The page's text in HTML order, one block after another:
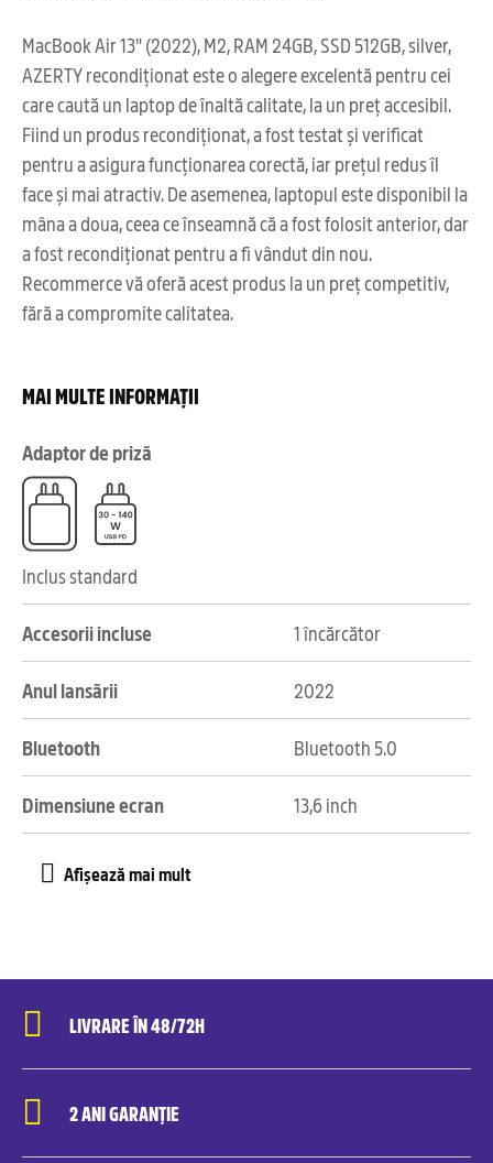
MacBook Air 13" (2022), M2, RAM 24GB, SSD 512GB, silver,
AZERTY recondiționat este o alegere excelentă pentru cei
care caută un laptop de înaltă calitate, la un preț accesibil.
Fiind un produs recondiționat, a fost testat și verificat
pentru a asigura funcționarea corectă, iar prețul redus îl
face și mai atractiv. De asemenea, laptopul este disponibil la
mâna a doua, ceea ce înseamnă că a fost folosit anterior, dar
a fost recondiționat pentru a fi vândut din nou.
Recommerce vă oferă acest produs la un preț competitiv,
fără a compromite calitatea.
MAI MULTE INFORMAȚII
Adaptor de priză
Inclus standard
Accesorii incluse 1 încărcător
Anul lansării 2022
Bluetooth Bluetooth 5.0
Dimensiune ecran 13,6 inch
LIVRARE ÎN 48/72H
2 ANI GARANȚIE